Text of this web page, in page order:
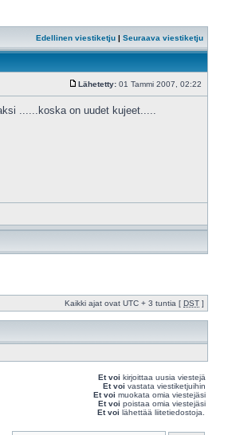
Edellinen viestiketju | Seuraava viestiketju
Lähetetty: 01 Tammi 2007, 02:22
......koska on uudet kujeet.....
Kaikki ajat ovat UTC + 3 tuntia [ DST ]
Et voi kirjoittaa uusia viestejä
Et voi vastata viestiketjuihin
Et voi muokata omia viestejäsi
Et voi poistaa omia viestejäsi
Et voi lähettää liitetiedostoja.